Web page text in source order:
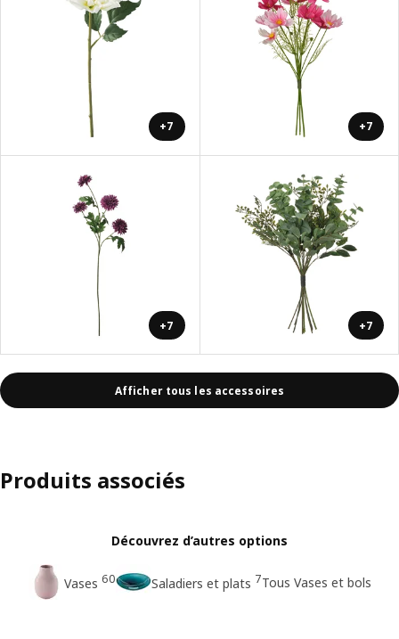
+7 +7
+7 +7
Afficher tous les accessoires
Produits associés
Découvrez d’autres options
Vases 60 Saladiers et plats 7Tous Vases et bols